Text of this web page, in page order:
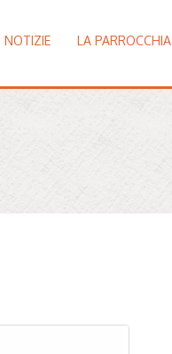
NOTIZIE LA PARROCCHIA